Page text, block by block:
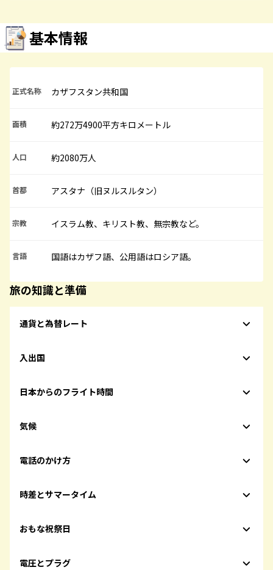
基本情報
正式名称 カザフスタン共和国
面積 約272万4900平方キロメートル
人口 約2080万人
首都 アスタナ（旧ヌルスルタン）
宗教 イスラム教、キリスト教、無宗教など。
言語 国語はカザフ語、公用語はロシア語。
旅の知識と準備
通貨と為替レート
入出国
日本からのフライト時間
気候
電話のかけ方
時差とサマータイム
おもな祝祭日
電圧とプラグ